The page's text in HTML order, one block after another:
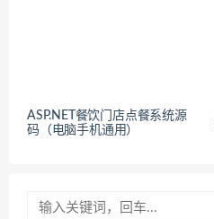
ASP.NET餐饮门店点餐系统源
码（电脑手机通用）